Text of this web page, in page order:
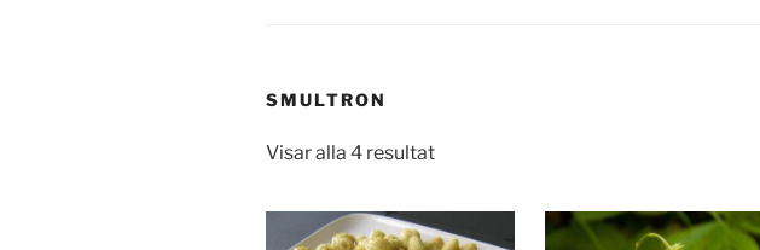
SMULTRON
Visar alla 4 resultat